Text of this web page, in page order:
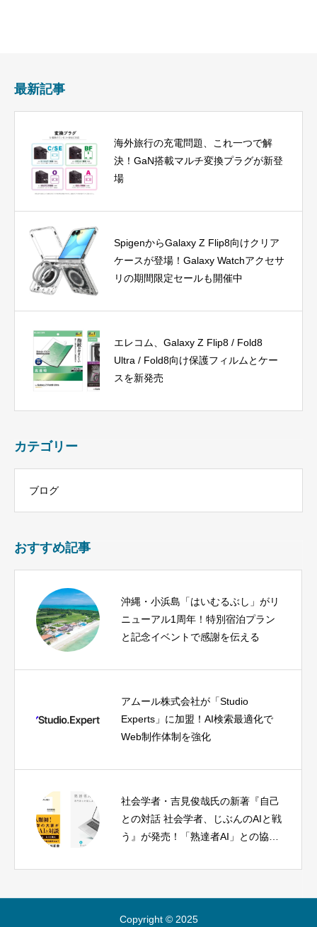
最新記事
海外旅行の充電問題、これ一つで解
決！GaN搭載マルチ変換プラグが新登
場
SpigenからGalaxy Z Flip8向けクリア
ケースが登場！Galaxy Watchアクセサ
リの期間限定セールも開催中
エレコム、Galaxy Z Flip8 / Fold8
Ultra / Fold8向け保護フィルムとケー
スを新発売
カテゴリー
ブログ
おすすめ記事
沖縄・小浜島「はいむるぶし」がリ
ニューアル1周年！特別宿泊プラン
と記念イベントで感謝を伝える
アムール株式会社が「Studio
Experts」に加盟！AI検索最適化で
Web制作体制を強化
社会学者・吉見俊哉氏の新著『自己
との対話 社会学者、じぶんのAIと戦
う』が発売！「熟達者AI」との協働
Copyright © 2025